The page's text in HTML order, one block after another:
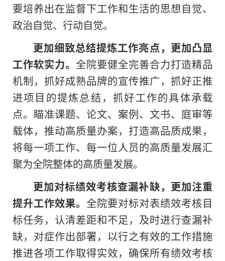
要培养出在监督下工作和生活的思想自觉、
政治自觉、行动自觉。
更加细致总结提炼工作亮点，更加凸显
工作软实力。 全院要健全完善合力打造精品
机制，抓好成熟品牌的宣传推广，抓好正推
进项目的提炼总结，抓好工作的具体承载
点。瞄准课题、论文、案例、文书、庭审等
载体，推动高质量办案，打造高品质成果，
将每一项工作、每一位人员的高质量发展汇
聚为全院整体的高质量发展。
更加对标绩效考核查漏补缺，更加注重
提升工作效果。 全院要对标对表绩效考核目
标任务，认清差距和不足，及时进行查漏补
缺，对症作出部署，以行之有效的工作措施
推进各项工作取得实效，确保所有绩效考核